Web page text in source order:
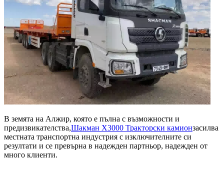
В земята на Алжир, която е пълна с възможности и
предизвикателства,Шакман X3000 Тракторски камионзасилва
местната транспортна индустрия с изключителните си
резултати и се превърна в надежден партньор, надежден от
много клиенти.